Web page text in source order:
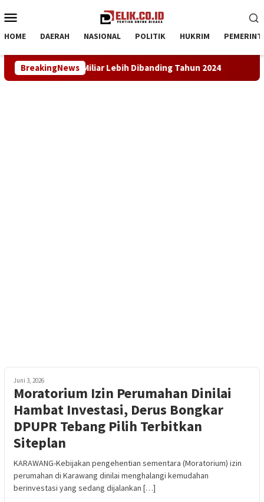
ke
Mobile
HOME DAERAH NASIONAL POLITIK HUKRIM
BreakingNews
Lebih Dibanding Tahun 2024 LKBH LPKSM Satria
Juni 3, 2026
Moratorium Izin Perumahan Dinilai
Hambat Investasi, Derus Bongkar
DPUPR Tebang Pilih Terbitkan
Siteplan
KARAWANG-Kebijakan pengehentian sementara (Moratorium) izin
perumahan di Karawang dinilai menghalangi kemudahan
berinvestasi yang sedang dijalankan […]